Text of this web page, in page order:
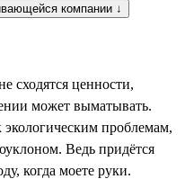
компании ↓
сходятся ценности,
может выматывать.
проблемам,
Ведь придётся
когда моете руки.